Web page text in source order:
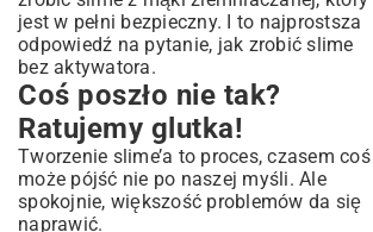
jest w pełni bezpieczny. I to najprostsza
odpowiedź na pytanie, jak zrobić slime
bez aktywatora.
Coś poszło nie tak?
Ratujemy glutka!
Tworzenie slime’a to proces, czasem coś
może pójść nie po naszej myśli. Ale
spokojnie, większość problemów da się
naprawić.